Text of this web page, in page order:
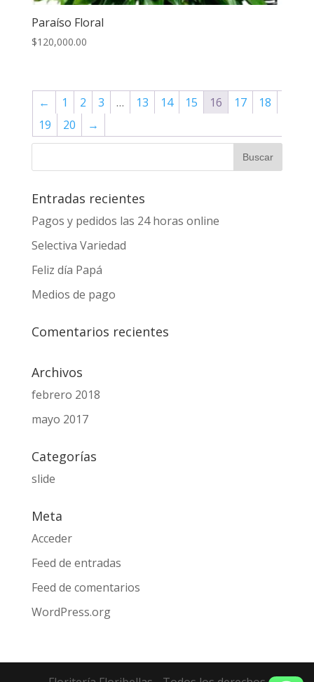
Paraíso Floral
$120,000.00
← 1 2 3 … 13 14 15 16 17
18
19
20 →
Entradas recientes
Pagos y pedidos las 24 horas online
Selectiva Variedad
Feliz día Papá
Medios de pago
Comentarios recientes
Archivos
febrero 2018
mayo 2017
Categorías
slide
Meta
Acceder
Feed de entradas
Feed de comentarios
WordPress.org